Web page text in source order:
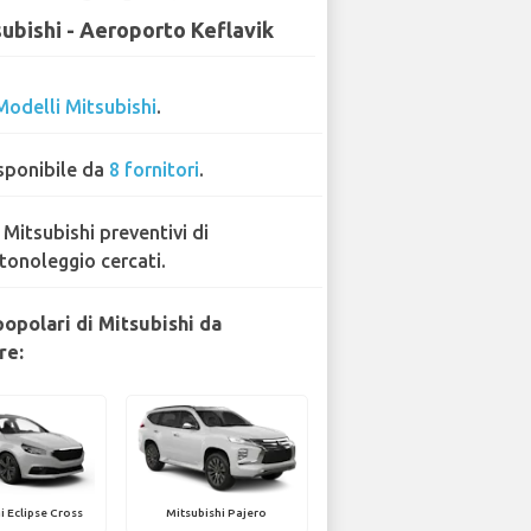
- Aeroporto Keflavik
Mitsubishi.
da 8 fornitori.
Mitsubishi preventivi di
cercati.
di Mitsubishi da
Eclipse Cross Mitsubishi Pajero